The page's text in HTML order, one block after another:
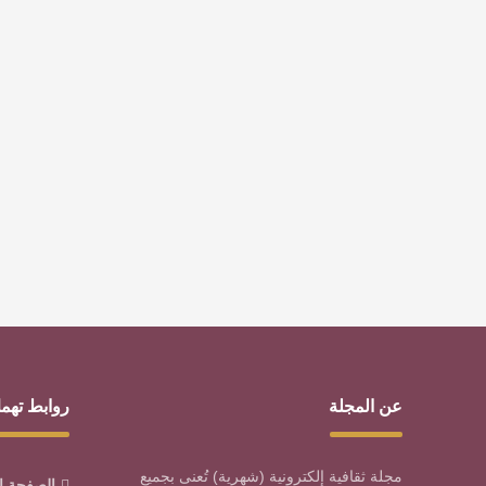
عن المجلة
مجلة ثقافية إلكترونية (شهرية) تُعنى بجميع
روابط